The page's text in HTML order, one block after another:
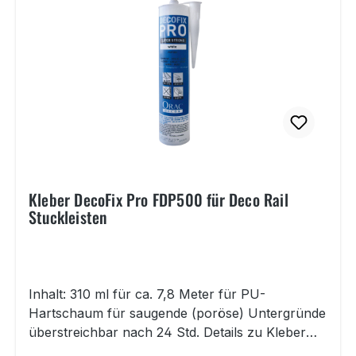
diese mit den Stuckleisten Basic, Modern oder
Classic versehen. Die lassen sich mit dem
Spezialkleber unseres Sortiments einfach und
schnell nach Montage der Basis-Schiene auf
dieser anbringen. Hier erhalten Sie nur die Basis-
Schiene.Das passende Montagezubehör
(Schrauben, Dübel), die verschiedenen
Stuckleisten als auch den Spezialkleber für die
Kleber DecoFix Pro FDP500 für Deco Rail
Stuckleisten
Inhalt: 310 ml für ca. 7,8 Meter für PU-
Hartschaum für saugende (poröse) Untergründe
überstreichbar nach 24 Std. Details zu Kleber